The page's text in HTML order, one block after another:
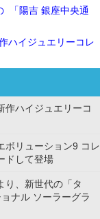
「陽吉 銀座中央通
ハイジュエリーコレ
作ハイジュエリーコ
ボリューション9 コレ
ドして登場
り、新世代の「タ
ナル ソーラーグラ